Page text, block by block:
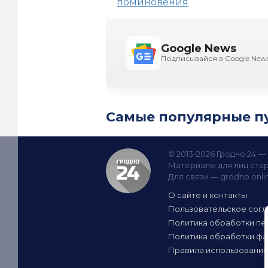
поминовения
Google News
Подписывайся в Google
Самые популярные
© 2013-2026 Гродно 24
Материалы для лиц
Для связи —
О сайте и контакты
Пользовательское
Политика обработки
Политика обработки
Правила